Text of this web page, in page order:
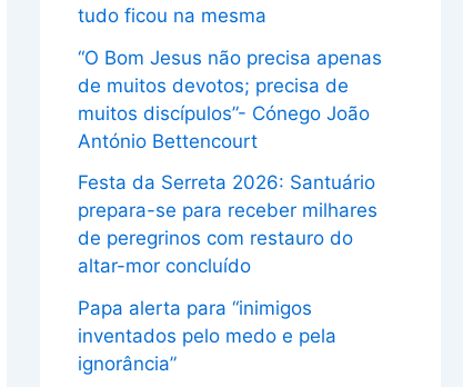
tudo ficou na mesma
“O Bom Jesus não precisa apenas
de muitos devotos; precisa de
muitos discípulos”- Cónego João
António Bettencourt
Festa da Serreta 2026: Santuário
prepara-se para receber milhares
de peregrinos com restauro do
altar-mor concluído
Papa alerta para “inimigos
inventados pelo medo e pela
ignorância”